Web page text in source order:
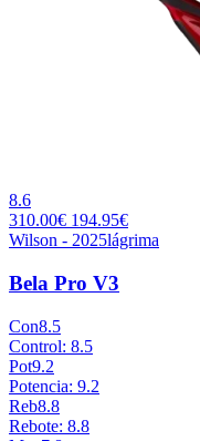
8.6
310.00€ 194.95€
Wilson - 2025lágrima
Bela Pro V3
Con8.5
Control: 8.5
Pot9.2
Potencia: 9.2
Reb8.8
Rebote: 8.8